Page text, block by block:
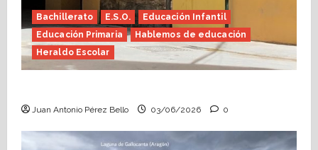
Bachillerato E.S.O.
Educación Infantil
Educación Primaria
Hablemos de educación
Heraldo Escolar
Juan Antonio Pérez Bello 03/06/2026 0